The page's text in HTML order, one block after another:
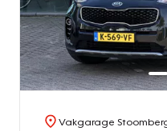
Vakgarage